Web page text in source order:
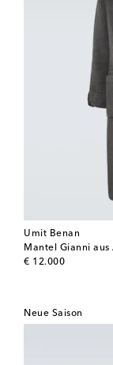
Umit Benan
Mantel Gianni
€ 12.000
original price
Neue Saison